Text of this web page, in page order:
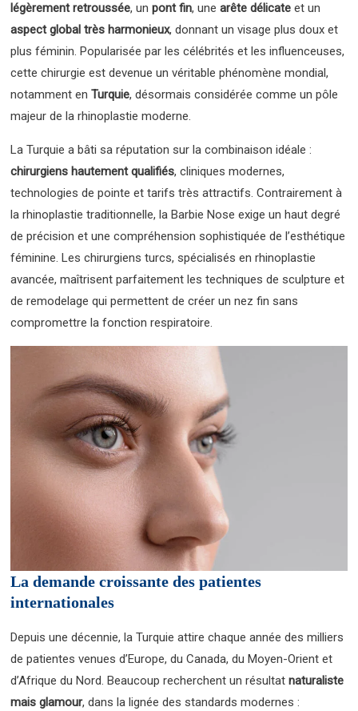
légèrement retroussée, unpont fin, unearête délicate et un
aspect global très harmonieux, donnant un visage plus doux et
plus féminin. Popularisée par les célébrités et les influenceuses,
cette chirurgie est devenue un véritable phénomène mondial,
notamment enTurquie, désormais considérée comme un pôle
majeur de la rhinoplastie moderne.
La Turquie a bâti sa réputation sur la combinaison idéale :
chirurgiens hautement qualifiés, cliniques modernes,
technologies de pointe et tarifs très attractifs. Contrairement à
la rhinoplastie traditionnelle, la Barbie Nose exige un haut degré
de précision et une compréhension sophistiquée de l’esthétique
féminine. Les chirurgiens turcs, spécialisés en rhinoplastie
avancée, maîtrisent parfaitement les techniques de sculpture et
de remodelage qui permettent de créer un nez fin sans
compromettre la fonction respiratoire.
La demande croissante des patientes
internationales
Depuis une décennie, la Turquie attire chaque année des milliers
de patientes venues d’Europe, du Canada, du Moyen-Orient et
d’Afrique du Nord. Beaucoup recherchent un résultatnaturaliste
mais glamour, dans la lignée des standards modernes :